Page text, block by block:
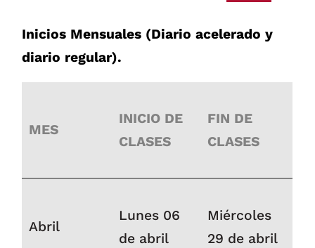
Inicios Mensuales (Diario acelerado y
diario regular).
MES
INICIO DE
CLASES
FIN DE
CLASES
Abril
Lunes 06
de abril
Miércoles
29 de abril